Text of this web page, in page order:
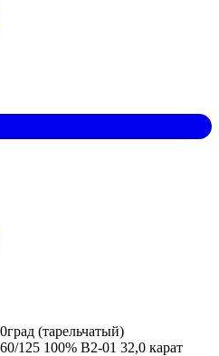
(тарельчатый)
125 100% В2-01 32,0 карат